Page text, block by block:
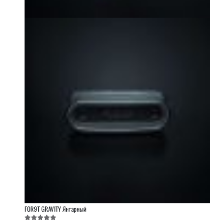
FOR9T GRAVITY Янтарный